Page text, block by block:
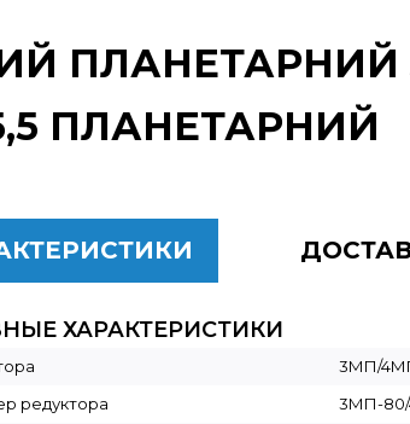
ПЛАНЕТАРНИЙ
ПЛАНЕТАРНИЙ
ХАРАКТЕРИСТИКИ
3МП/
редуктора
3МП-